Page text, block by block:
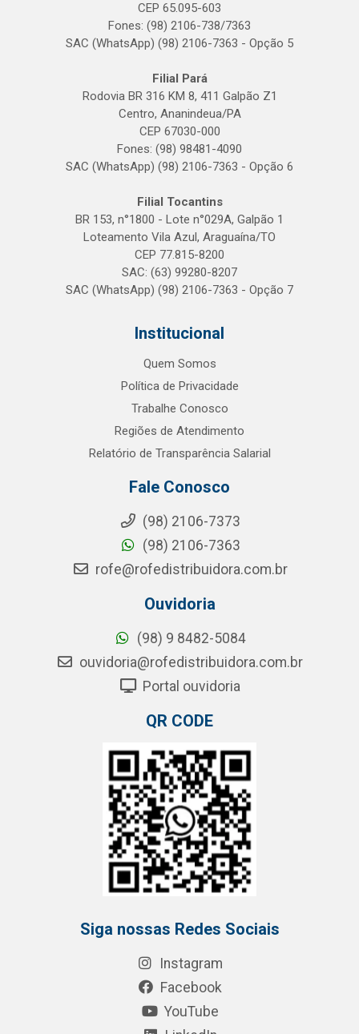
CEP 65.095-603
Fones: (98) 2106-738/7363
SAC (WhatsApp) (98) 2106-7363 - Opção 5
Filial Pará
Rodovia BR 316 KM 8, 411 Galpão Z1
Centro, Ananindeua/PA
CEP 67030-000
Fones: (98) 98481-4090
SAC (WhatsApp) (98) 2106-7363 - Opção 6
Filial Tocantins
BR 153, n°1800 - Lote n°029A, Galpão 1
Loteamento Vila Azul, Araguaína/TO
CEP 77.815-8200
SAC: (63) 99280-8207
SAC (WhatsApp) (98) 2106-7363 - Opção 7
Institucional
Quem Somos
Política de Privacidade
Trabalhe Conosco
Regiões de Atendimento
Relatório de Transparência Salarial
Fale Conosco
(98) 2106-7373
(98) 2106-7363
rofe@rofedistribuidora.com.br
Ouvidoria
(98) 9 8482-5084
ouvidoria@rofedistribuidora.com.br
Portal ouvidoria
QR CODE
Siga nossas Redes Sociais
Instagram
Facebook
YouTube